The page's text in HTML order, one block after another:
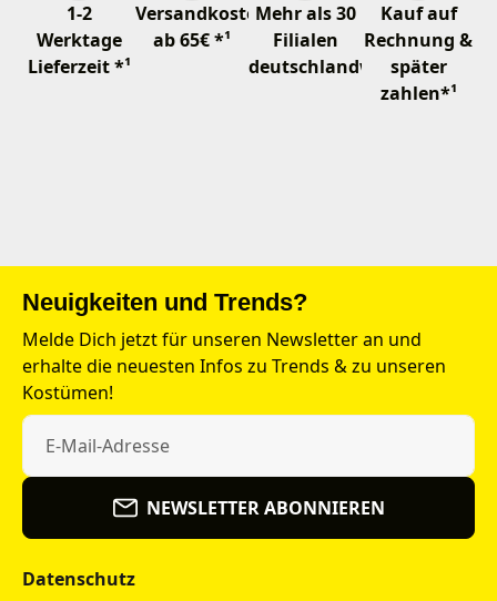
1-2
Werktage
Lieferzeit *¹
Versandkostenfrei
ab 65€ *¹
Mehr als 30
Filialen
deutschlandweit
Kauf auf
Rechnung &
später
zahlen*¹
Neuigkeiten und Trends?
Melde Dich jetzt für unseren Newsletter an und
erhalte die neuesten Infos zu Trends & zu unseren
Kostümen!
NEWSLETTER ABONNIEREN
Datenschutz